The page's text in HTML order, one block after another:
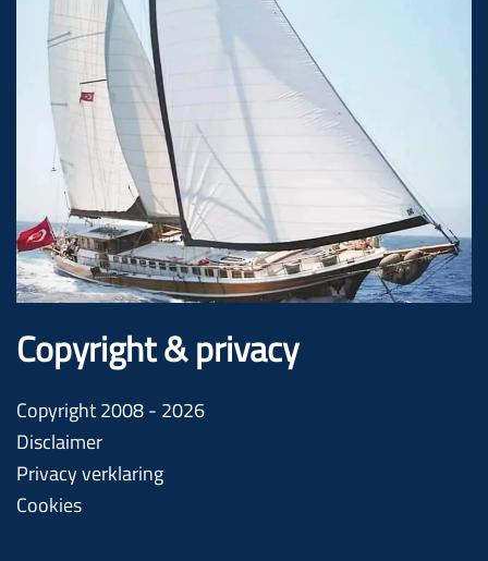
Copyright & privacy
Copyright 2008 - 2026
Disclaimer
Privacy verklaring
Cookies